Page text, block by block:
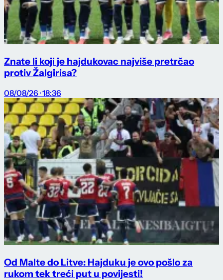
Znate li koji je hajdukovac najviše pretrčao
protiv Žalgirisa?
08/08/26 · 18:36
Od Malte do Litve: Hajduku je ovo pošlo za
rukom tek treći put u povijesti!